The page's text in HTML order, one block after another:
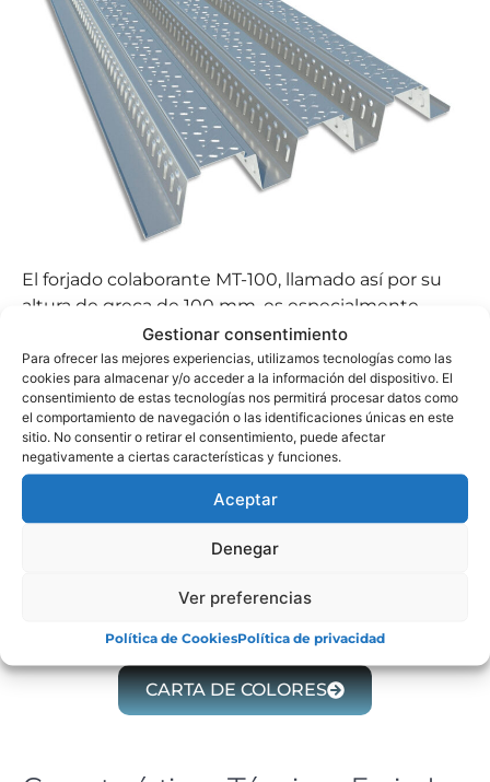
Gestionar consentimiento
Para ofrecer las mejores experiencias, utilizamos tecnologías como las
cookies para almacenar y/o acceder a la información del dispositivo. El
consentimiento de estas tecnologías nos permitirá procesar datos como
el comportamiento de navegación o las identificaciones únicas en este
sitio. No consentir o retirar el consentimiento, puede afectar
negativamente a ciertas características y funciones.
Aceptar
Denegar
Ver preferencias
Política de CookiesPolítica de privacidad
El forjado colaborante MT-100, llamado así por su
altura de greca de 100 mm, es especialmente
adecuado para edificios de dimensiones
importantes con una estructura metálica y una luz
entre apoyos significativa.
Se adapta perfectamente a diversas tipologías
edificatorias, como edificios industriales, oficinas
de tipo terciario, grandes edificios públicos,
almacenes y grandes superficies, centros
comerciales y de ocio, así como centros deportivos.
FICHA TÉCNICA
CARTA DE COLORES